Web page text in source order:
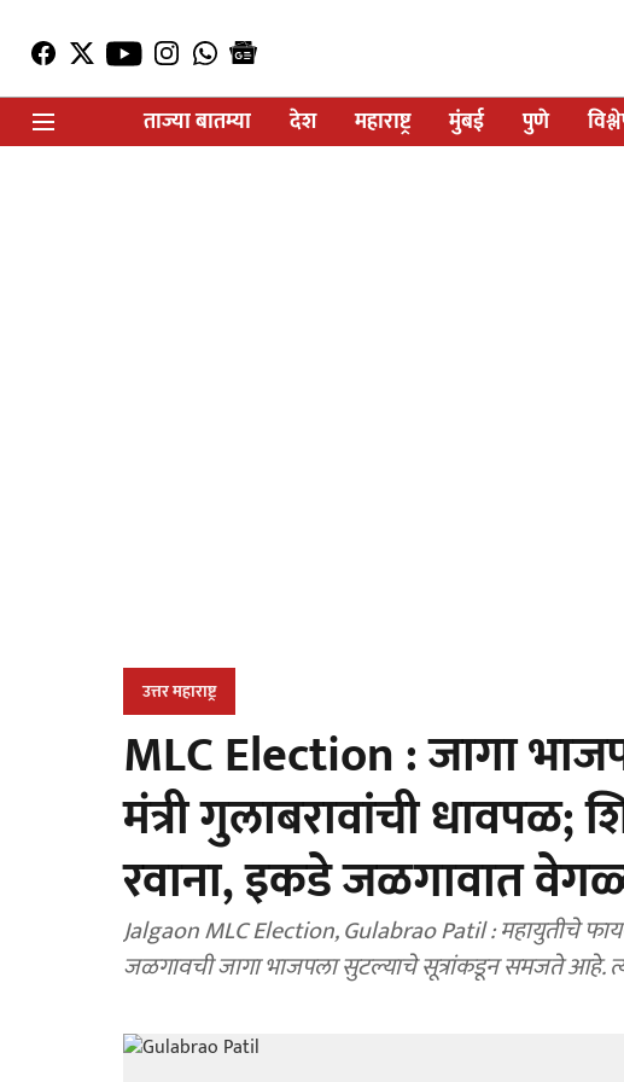
ताज्या बातम्या
देश महाराष्ट्र मुंबई पुणे
उत्तर महाराष्ट्र
MLC Election : जागा
मंत्री गुलाबरावांची धावपळ;
रवाना, इकडे जळगावात
Jalgaon MLC Election, Gulabrao Patil : महायुतीचे
जळगावची जागा भाजपला सुटल्याचे सूत्रांकडून समजते आहे.